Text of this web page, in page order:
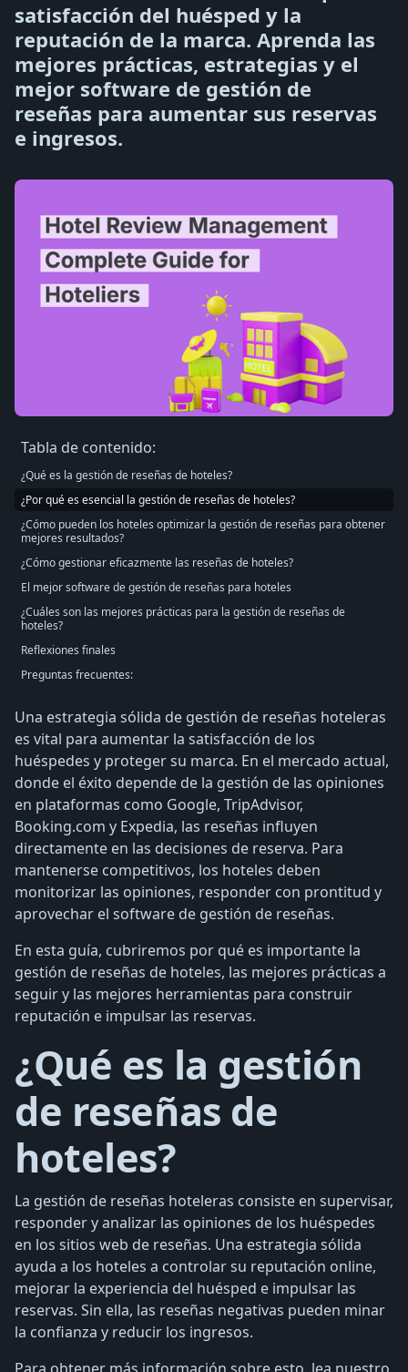
satisfacción del huésped y la
reputación de la marca. Aprenda las
mejores prácticas, estrategias y el
mejor software de gestión de
reseñas para aumentar sus reservas
e ingresos.
Tabla de contenido:
¿Qué es la gestión de reseñas de hoteles?
¿Por qué es esencial la gestión de reseñas de hoteles?
¿Cómo pueden los hoteles optimizar la gestión de reseñas para obtener
mejores resultados?
¿Cómo gestionar eficazmente las reseñas de hoteles?
El mejor software de gestión de reseñas para hoteles
¿Cuáles son las mejores prácticas para la gestión de reseñas de
hoteles?
Reflexiones finales
Preguntas frecuentes:
Una estrategia sólida de gestión de reseñas hoteleras
es vital para aumentar la satisfacción de los
huéspedes y proteger su marca. En el mercado actual,
donde el éxito depende de la gestión de las opiniones
en plataformas como Google, TripAdvisor,
Booking.com y Expedia, las reseñas influyen
directamente en las decisiones de reserva. Para
mantenerse competitivos, los hoteles deben
monitorizar las opiniones, responder con prontitud y
aprovechar el software de gestión de reseñas.
En esta guía, cubriremos por qué es importante la
gestión de reseñas de hoteles, las mejores prácticas a
seguir y las mejores herramientas para construir
reputación e impulsar las reservas.
¿Qué es la gestión
de reseñas de
hoteles?
La gestión de reseñas hoteleras consiste en supervisar,
responder y analizar las opiniones de los huéspedes
en los sitios web de reseñas. Una estrategia sólida
ayuda a los hoteles a controlar su reputación online,
mejorar la experiencia del huésped e impulsar las
reservas. Sin ella, las reseñas negativas pueden minar
la confianza y reducir los ingresos.